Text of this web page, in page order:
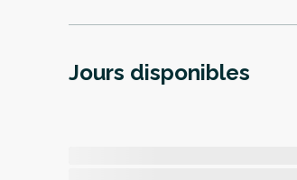
Jours disponibles